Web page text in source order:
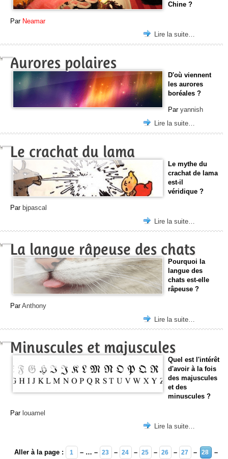
Chine ?
Par Neamar
Lire la suite…
Aurores polaires
D'où viennent
les aurores
boréales ?
Par yannish
Lire la suite…
Le crachat du lama
Le mythe du
crachat de lama
est-il
véridique ?
Par bjpascal
Lire la suite…
La langue râpeuse des chats
Pourquoi la
langue des
chats est-elle
râpeuse ?
ParAnthony
Lire la suite…
Minuscules et majuscules
Quel est l'intérêt
d'avoir à la fois
des majuscules
et des
minuscules ?
Par louamel
Lire la suite…
Aller à la page : 1 – … – 23 – 24 – 25 – 26 – 27 – 28 –